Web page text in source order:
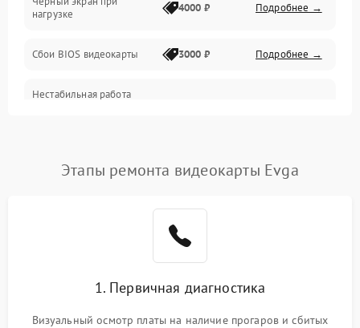
Электропитание
ПО
Электронные компоненты
Общие поломки
нагрузке
4000 ₽ Подробнее →
Сбои BIOS видеокарты 3000 ₽ Подробнее →
Нестабильная работа
Этапы ремонта видеокарты Evga
1. Первичная диагностика
Визуальный осмотр платы на наличие прогаров и сбитых